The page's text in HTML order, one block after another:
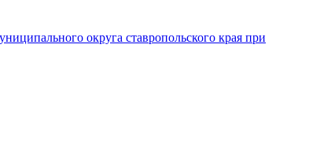
округа ставропольского края при